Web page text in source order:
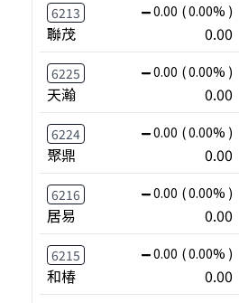
6213 0.00 ( 0.00% )
聯茂 0.00
6225 0.00 ( 0.00% )
天瀚 0.00
6224 0.00 ( 0.00% )
聚鼎 0.00
6216 0.00 ( 0.00% )
居易 0.00
6215 0.00 ( 0.00% )
和椿 0.00